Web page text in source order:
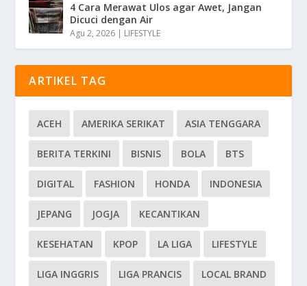
4 Cara Merawat Ulos agar Awet, Jangan
Dicuci dengan Air
Agu 2, 2026 | LIFESTYLE
ARTIKEL TAG
ACEH AMERIKA SERIKAT ASIA TENGGARA
BERITA TERKINI BISNIS BOLA BTS
DIGITAL FASHION HONDA INDONESIA
JEPANG JOGJA KECANTIKAN
KESEHATAN KPOP LA LIGA LIFESTYLE
LIGA INGGRIS LIGA PRANCIS LOCAL BRAND